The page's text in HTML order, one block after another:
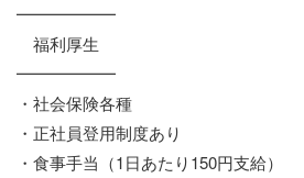
━━━━━━
福利厚生
━━━━━━
・社会保険各種
・正社員登用制度あり
・食事手当（1日あたり150円支給）